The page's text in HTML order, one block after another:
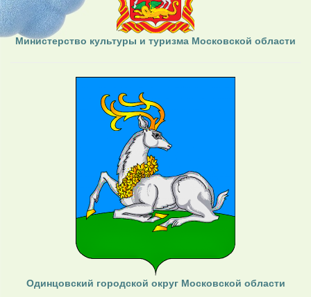
Министерство культуры и туризма Московской области
Одинцовский городской округ Московской области